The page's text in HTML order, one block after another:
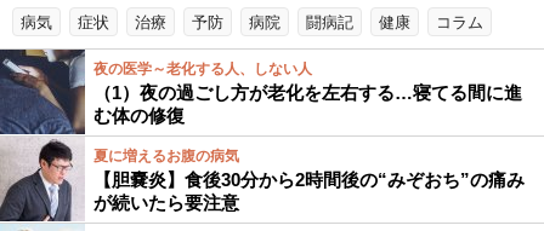
病気 症状 治療 予防 病院 闘病記 健康 コラム
夜の医学～老化する人、しない人
（1）夜の過ごし方が老化を左右する…寝てる間に進
む体の修復
夏に増えるお腹の病気
【胆嚢炎】食後30分から2時間後の“みぞおち”の痛み
が続いたら要注意